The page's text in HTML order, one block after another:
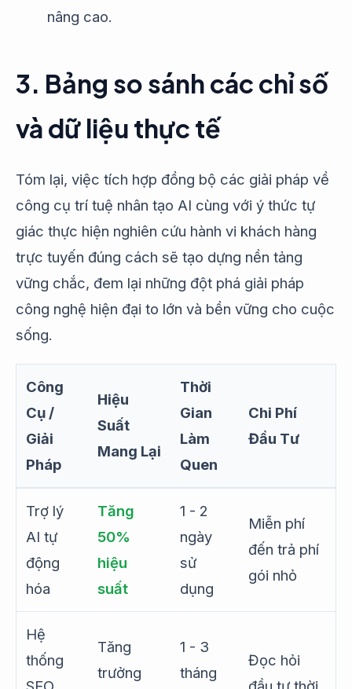
nâng cao.
3. Bảng so sánh các chỉ số
và dữ liệu thực tế
Tóm lại, việc tích hợp đồng bộ các giải pháp về
công cụ trí tuệ nhân tạo AI cùng với ý thức tự
giác thực hiện nghiên cứu hành vi khách hàng
trực tuyến đúng cách sẽ tạo dựng nền tảng
vững chắc, đem lại những đột phá giải pháp
công nghệ hiện đại to lớn và bền vững cho cuộc
sống.
Công
Cụ /
Giải
Pháp
Hiệu
Suất
Mang Lại
Thời
Gian
Làm
Quen
Chi Phí
Đầu Tư
Trợ lý
AI tự
động
hóa
Tăng
50%
hiệu
suất
1 - 2
ngày
sử
dụng
Miễn phí
đến trả phí
gói nhỏ
Hệ
thống
Tăng
trưởng
1 - 3
tháng
Đọc hỏi